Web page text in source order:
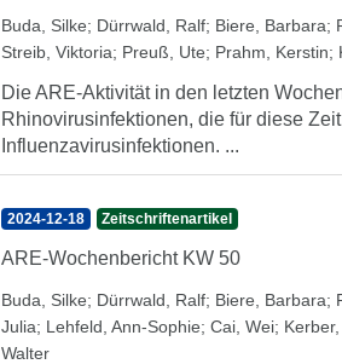
Buda, Silke; Dürrwald, Ralf; Biere, Barbara;
Streib, Viktoria; Preuß, Ute; Prahm, Kerstin;
Die ARE-Aktivität in den letzten
Rhinovirusinfektionen, die für diese
Influenzavirusinfektionen. ...
2024-12-18 Zeitschriftenartikel
ARE-Wochenbericht KW 50
Buda, Silke; Dürrwald, Ralf; Biere, Barbara;
Julia; Lehfeld, Ann-Sophie; Cai, Wei;
Walter